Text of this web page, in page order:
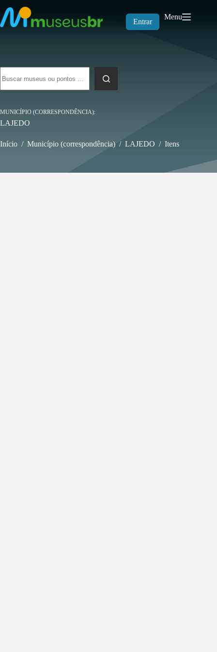
para
o
conteúdo
Entrar
Menu
resultados
MUNICÍPIO (CORRESPONDÊNCIA)
LAJEDO
Início / Município (correspondência) / LAJEDO / Itens